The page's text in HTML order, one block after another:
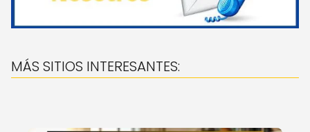
MÁS SITIOS INTERESANTES: